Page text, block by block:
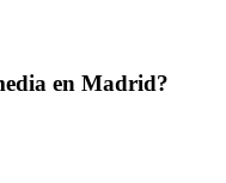
en Madrid?